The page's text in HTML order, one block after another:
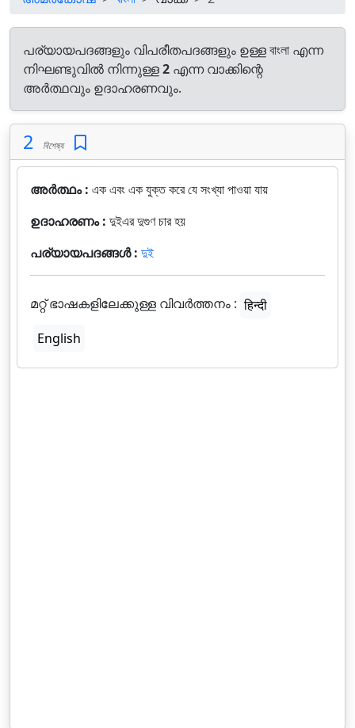
പര്യായപദങ്ങളും വിപരീതപദങ്ങളും ഉള്ള বাংলা എന്ന
നിഘണ്ടുവിൽ നിന്നുള്ള2 എന്ന വാക്കിന്റെ
അർത്ഥവും ഉദാഹരണവും.
2 বিশেষ্য
അർത്ഥം : এক এবং এক যুক্ত করে যে সংখ্যা পাওয়া যায়
ഉദാഹരണം : দুইএর দুগুণ চার হয়
പര്യായപദങ്ങൾ : দুই
മറ്റ് ഭാഷകളിലേക്കുള്ള വിവർത്തനം : हिन्दी
English